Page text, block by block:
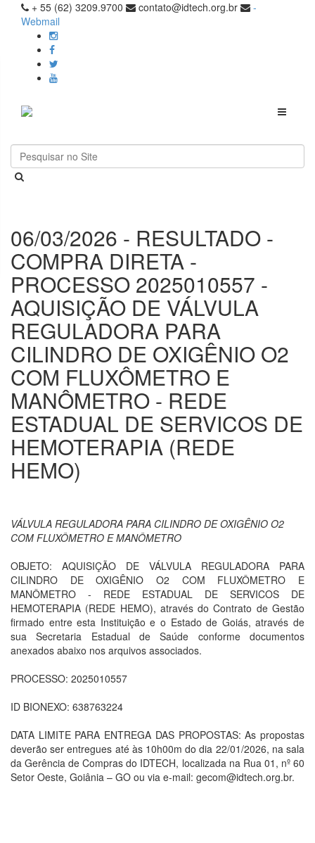
+ 55 (62) 3209.9700 contato@idtech.org.br
-
Webmail
Toggle
06/03/2026 - RESULTADO -
COMPRA DIRETA -
PROCESSO 2025010557 -
AQUISIÇÃO DE VÁLVULA
REGULADORA PARA
CILINDRO DE OXIGÊNIO O2
COM FLUXÔMETRO E
MANÔMETRO - REDE
ESTADUAL DE SERVICOS DE
HEMOTERAPIA (REDE
HEMO)
VÁLVULA REGULADORA PARA CILINDRO DE OXIGÊNIO O2
COM FLUXÔMETRO E MANÔMETRO
OBJETO: AQUISIÇÃO DE VÁLVULA REGULADORA PARA
CILINDRO DE OXIGÊNIO O2 COM FLUXÔMETRO E
MANÔMETRO - REDE ESTADUAL DE SERVICOS DE
HEMOTERAPIA (REDE HEMO), através do Contrato de Gestão
firmado entre esta Instituição e o Estado de Goiás, através de
sua Secretaria Estadual de Saúde conforme documentos
anexados abaixo nos arquivos associados.
PROCESSO: 2025010557
ID BIONEXO: 638763224
DATA LIMITE PARA ENTREGA DAS PROPOSTAS: As propostas
deverão ser entregues até às 10h00m do dia 22/01/2026, na sala
da Gerência de Compras do IDTECH, localizada na Rua 01, nº 60
Setor Oeste, Goiânia – GO ou via e-mail: gecom@idtech.org.br.